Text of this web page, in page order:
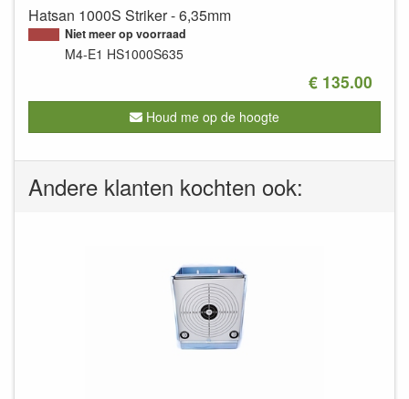
Hatsan 1000S Striker - 6,35mm
Niet meer op voorraad
M4-E1 HS1000S635
€ 135.00
Houd me op de hoogte
Andere klanten kochten ook: